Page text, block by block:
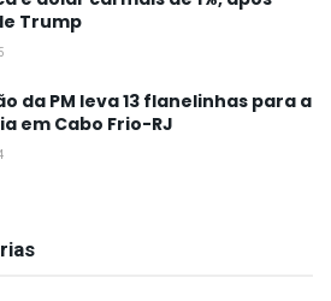
Trump
da PM leva 13 flanelinhas para a
em Cabo Frio-RJ